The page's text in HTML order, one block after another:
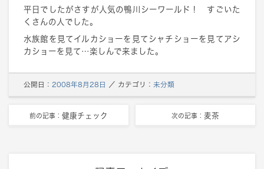
平日でしたがさすが人気の鴨川シーワールド！ すごいた
くさんの人でした。
水族館を見てイルカショーを見てシャチショーを見てアシ
カショーを見て…楽しんで来ました。
公開日： 2008年8月28日 ／ カテゴリ： 未分類
前の記事： 健康チェック 次の記事： 麦茶